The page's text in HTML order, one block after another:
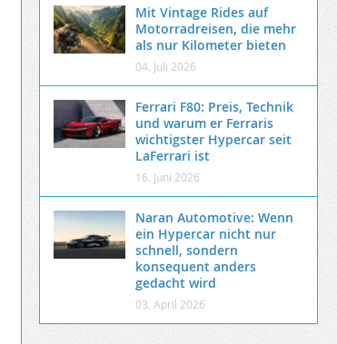
Mit Vintage Rides auf
Motorradreisen, die mehr
als nur Kilometer bieten
04. Juli 2026
Ferrari F80: Preis, Technik
und warum er Ferraris
wichtigster Hypercar seit
LaFerrari ist
16. Juni 2026
Naran Automotive: Wenn
ein Hypercar nicht nur
schnell, sondern
konsequent anders
gedacht wird
03. April 2026